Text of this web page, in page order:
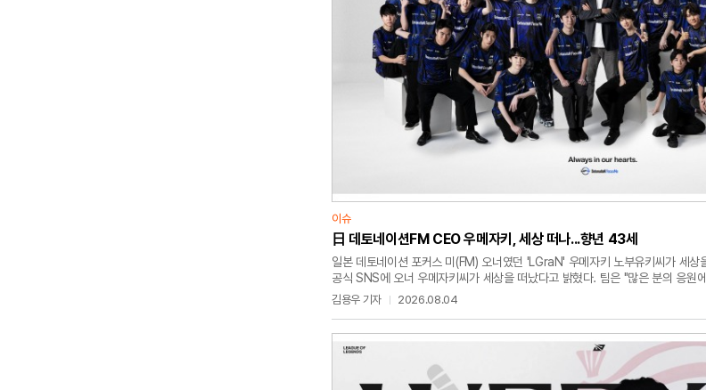
이슈
日 데토네이션FM CEO 우메자키, 세상 떠나...향년 43세
일본 데토네이션 포커스 미(FM) 오너였던 'LGraN' 우메자키 노부유키씨가 세상
공식 SNS에 오너 우메자키씨가 세상을 떠났다고 밝혔다. 팀은 "많은 분의 응원
팀과 팬들을 최우선으로 생각하며 살아온 분이었다"며 "생전에 깊은 우정에 대해
발로란트, 포트나이트 등 팀의 영역을 넓혔고 발로란트 팀은 현재 VCT 퍼
김용우 기자 2026.08.04